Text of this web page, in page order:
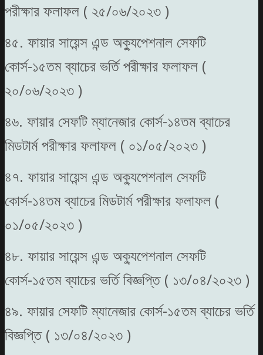
পরীক্ষার ফলাফল ( ২৫/০৬/২০২৩ )
৪৫. ফায়ার সায়েন্স এন্ড অক্যুপেশনাল সেফটি
কোর্স-১৫তম ব্যাচের ভর্তি পরীক্ষার ফলাফল (
২০/০৬/২০২৩ )
৪৬. ফায়ার সেফটি ম্যানেজার কোর্স-১৪তম ব্যাচের
মিডটার্ম পরীক্ষার ফলাফল ( ০১/০৫/২০২৩ )
৪৭. ফায়ার সায়েন্স এন্ড অক্যুপেশনাল সেফটি
কোর্স-১৪তম ব্যাচের মিডটার্ম পরীক্ষার ফলাফল (
০১/০৫/২০২৩ )
৪৮. ফায়ার সায়েন্স এন্ড অক্যুপেশনাল সেফটি
কোর্স-১৫তম ব্যাচের ভর্তি বিজ্ঞপ্তি ( ১৩/০৪/২০২৩ )
৪৯. ফায়ার সেফটি ম্যানেজার কোর্স-১৫তম ব্যাচের ভর্তি
বিজ্ঞপ্তি ( ১৩/০৪/২০২৩ )